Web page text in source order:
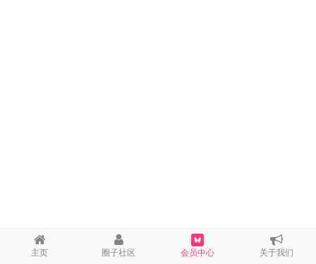
主页 圈子社区 会员中心 关于我们